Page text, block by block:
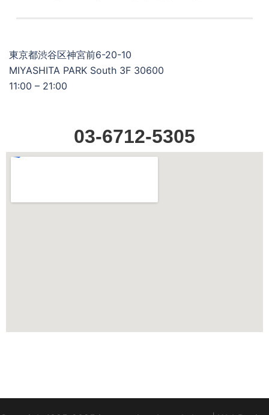
東京都渋谷区神宮前6-20-10
MIYASHITA PARK South 3F 30600
11:00 – 21:00
03-6712-5305